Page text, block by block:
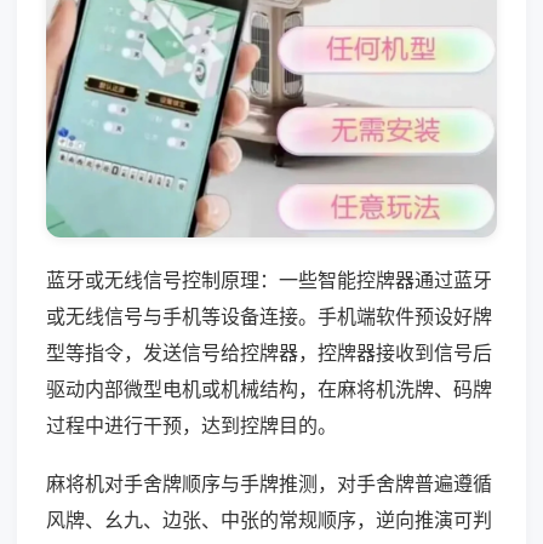
蓝牙或无线信号控制原理：一些智能控牌器通过蓝牙
或无线信号与手机等设备连接。手机端软件预设好牌
型等指令，发送信号给控牌器，控牌器接收到信号后
驱动内部微型电机或机械结构，在麻将机洗牌、码牌
过程中进行干预，达到控牌目的。
麻将机对手舍牌顺序与手牌推测，对手舍牌普遍遵循
风牌、幺九、边张、中张的常规顺序，逆向推演可判